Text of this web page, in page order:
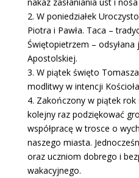
2. W poniedziałek
Piotra i Pawła. Taca –
Świętopietrzem –
Apostolskiej.
3. W piątek święto
modlitwy w intencji
4. Zakończony w piątek
kolejny raz podziękować
współpracę w trosce o
naszego miasta.
oraz uczniom dobrego i
wakacyjnego.